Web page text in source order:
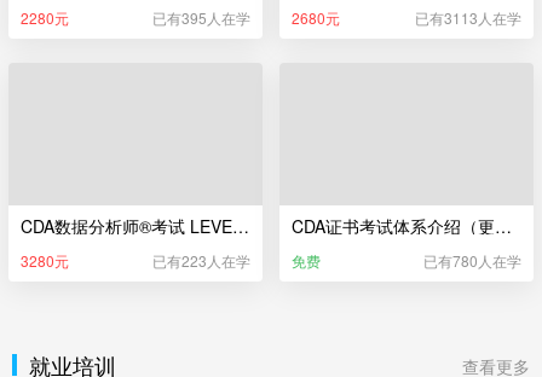
2280元 已有395人在学 2680元 已有3113人在学
CDA数据分析师®考试 LEVEL III 辅导课（新版）
3280元 已有223人在学
CDA证书考试体系介绍（更新于2025年5月22日）
免费 已有780人在学
就业培训 查看更多